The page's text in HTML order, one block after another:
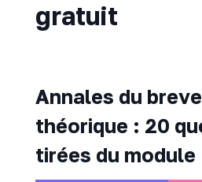
gratuit
Annales du
théorique : 20
tirées du module